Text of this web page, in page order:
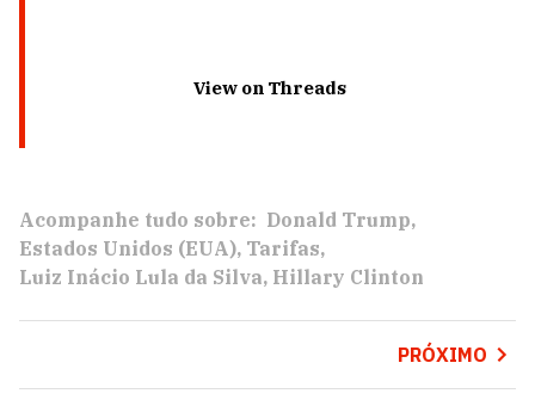
View on Threads
Acompanhe tudo sobre: Donald Trump
Estados Unidos (EUA) Tarifas
Luiz Inácio Lula da Silva Hillary Clinton
PRÓXIMO